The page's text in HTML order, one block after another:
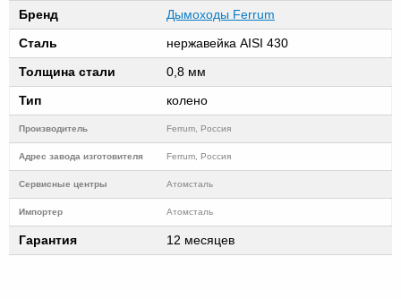
Бренд
Дымоходы Ferrum
Сталь
нержавейка AISI 430
Толщина стали
0,8 мм
Тип
колено
Производитель Ferrum, Россия
Адрес завода изготовителя Ferrum, Россия
Cервисные центры Атомсталь
Импортер Атомсталь
Гарантия 12 месяцев